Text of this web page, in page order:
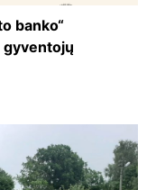
banko“